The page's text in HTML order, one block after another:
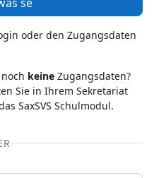
oder den Zugangsdaten
keine Zugangsdaten?
Sie in Ihrem Sekretariat
SaxSVS Schulmodul.